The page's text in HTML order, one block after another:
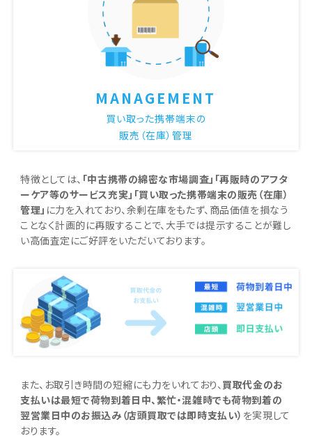
MANAGEMENT
買い取った携帯端末の
販売（在庫）管理
特徴としては、 「中古携帯の綿密な市場調査」「再販時のアフタ
ーケア等のサービス充実」「買い取った携帯端末の販売（在庫）
管理」 に力を入れており、余剰在庫をもたず、商品価値を損なう
ことなく計画的に再販することで、大手では提示することが難し
い高価査定にご好評をいただいております。
また、お取引き時間の短縮にも力をいれており、 買取代金のお
支払いは最短で荷物到着日中、繁忙・混雑時でも荷物到着の
翌営業日中のお振込み（店頭買取では即時支払い） を実現して
おります。